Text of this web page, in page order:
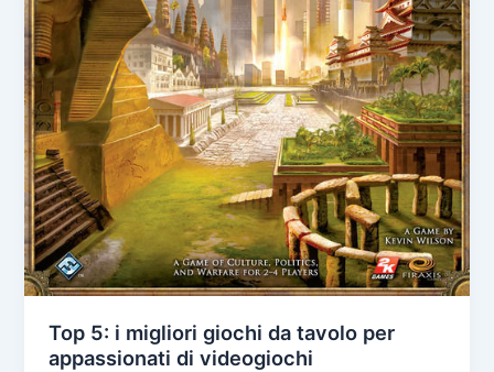
Top 5: i migliori giochi da tavolo per
appassionati di videogiochi